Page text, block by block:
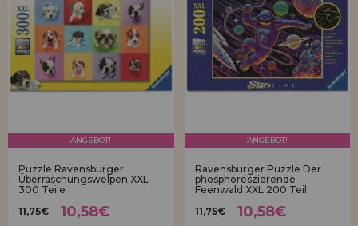
ANGEBOT!
Puzzle Ravensburger
Überraschungswelpen XXL
300 Teile
11,75€
10,58€
ANGEBOT!
Ravensburger Puzzle Der
phosphoreszierende
Feenwald XXL 200 Teil
11,75€
10,58€